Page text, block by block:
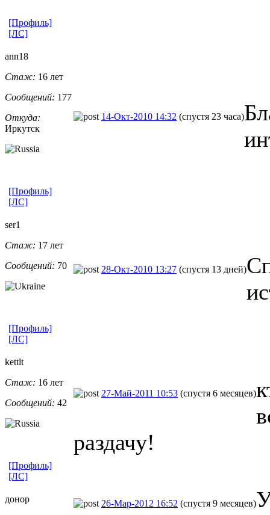
[Профиль]
[ЛС]
ann18
Стаж: 16 лет
Сообщений: 177
Откуда:
Иркутск
14-Окт-2010 14:32 (спустя 23 часа)
[Профиль]
[ЛС]
ser1
Стаж: 17 лет
Сообщений: 70 28-Окт-2010 13:27 (спустя 13 дней)
[Профиль]
[ЛС]
kettlt
Стаж: 16 лет
Сообщений: 42
27-Май-2011 10:53 (спустя 6 месяцев)
раздачу!
[Профиль]
[ЛС]
донор 26-Мар-2012 16:52 (спустя 9 месяцев)